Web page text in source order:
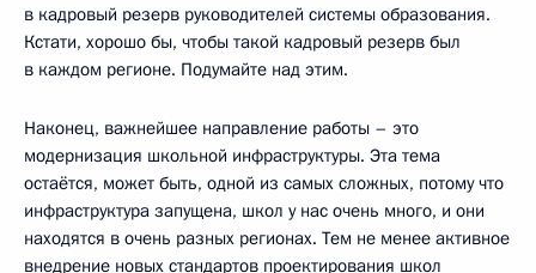
в кадровый резерв руководителей системы образования.
Кстати, хорошо бы, чтобы такой кадровый резерв был
в каждом регионе. Подумайте над этим.
Наконец, важнейшее направление работы – это
модернизация школьной инфраструктуры. Эта тема
остаётся, может быть, одной из самых сложных, потому что
инфраструктура запущена, школ у нас очень много, и они
находятся в очень разных регионах. Тем не менее активное
внедрение новых стандартов проектирования школ